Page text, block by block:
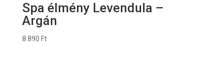
Spa élmény Levendula –
Argán
8.890 Ft